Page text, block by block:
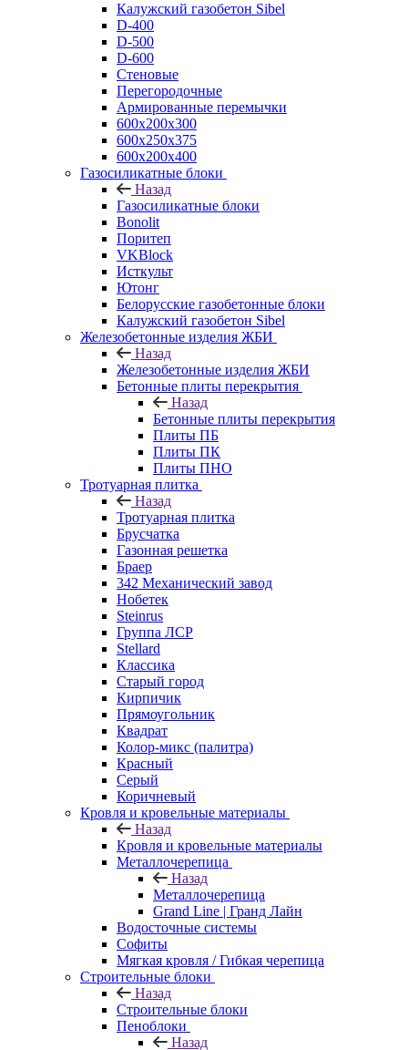
Калужский газобетон Sibel
D-400
D-500
D-600
Стеновые
Перегородочные
Армированные перемычки
600х200х300
600х250х375
600х200х400
Газосиликатные блоки
Назад
Газосиликатные блоки
Bonolit
Поритеп
VKBlock
Исткульт
Ютонг
Белорусские газобетонные блоки
Калужский газобетон Sibel
Железобетонные изделия ЖБИ
Назад
Железобетонные изделия ЖБИ
Бетонные плиты перекрытия
Назад
Бетонные плиты перекрытия
Плиты ПБ
Плиты ПК
Плиты ПНО
Тротуарная плитка
Назад
Тротуарная плитка
Брусчатка
Газонная решетка
Браер
342 Механический завод
Нобетек
Steinrus
Группа ЛСР
Stellard
Классика
Старый город
Кирпичик
Прямоугольник
Квадрат
Колор-микс (палитра)
Красный
Серый
Коричневый
Кровля и кровельные материалы
Назад
Кровля и кровельные материалы
Металлочерепица
Назад
Металлочерепица
Grand Line | Гранд Лайн
Водосточные системы
Софиты
Мягкая кровля / Гибкая черепица
Строительные блоки
Назад
Строительные блоки
Пеноблоки
Назад